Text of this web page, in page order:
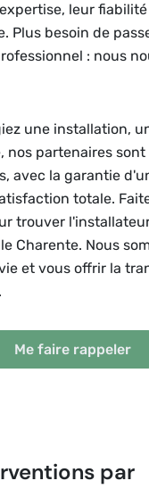
leur
Plus besoin de
: nous
une installation,
nos partenaires
avec la garantie
totale.
trouver
Charente. Nous
et vous offrir la
Me faire rappeler
par